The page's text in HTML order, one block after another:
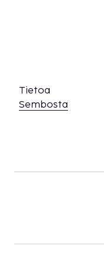
Tietoa
Sembosta